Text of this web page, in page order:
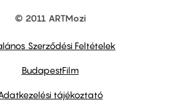
© 2011 ARTMozi
Szerződési Feltételek
BudapestFilm
tájékoztató